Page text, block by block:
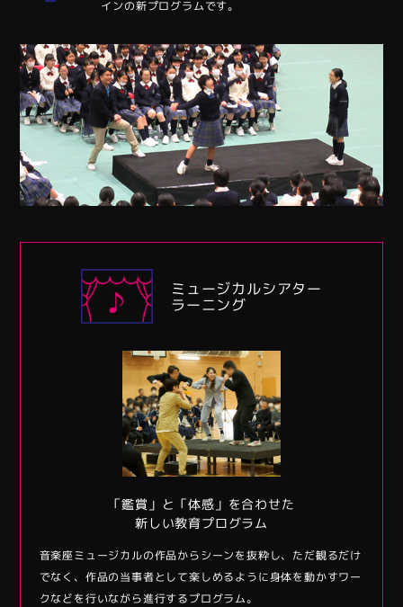
インの新プログラムです。
ミュージカルシアター
ラーニング
「鑑賞」と「体感」を合わせた
新しい教育プログラム
音楽座ミュージカルの作品からシーンを抜粋し、ただ観るだけ
でなく、作品の当事者として楽しめるように身体を動かすワー
クなどを行いながら進行するプログラム。